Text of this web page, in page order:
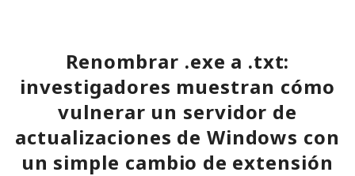
Renombrar .exe a .txt:
investigadores muestran cómo
vulnerar un servidor de
actualizaciones de Windows con
un simple cambio de extensión